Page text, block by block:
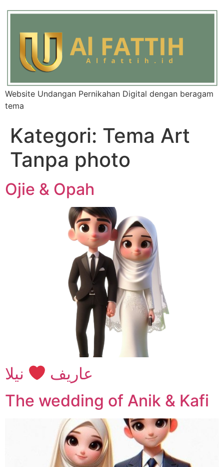
Website Undangan Pernikahan Digital dengan beragam
tema
Kategori: Tema Art
Tanpa photo
Ojie & Opah
عاريف
نيلا
The wedding of Anik & Kafi